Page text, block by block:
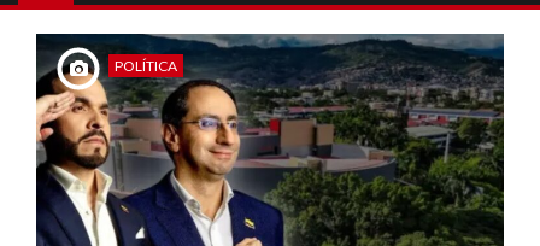
POLÍTICA